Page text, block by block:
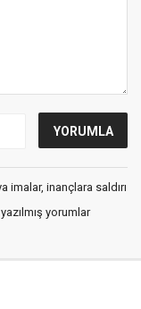
imalar, inançlara saldırı
yorumlar